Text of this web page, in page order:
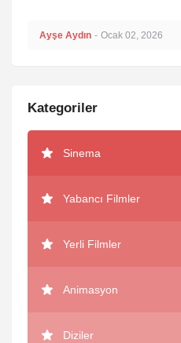
Ayşe Aydın - Ocak 02, 2026
Kategoriler
Sinema
Yabancı Filmler
Yerli Filmler
Animasyon
Diziler